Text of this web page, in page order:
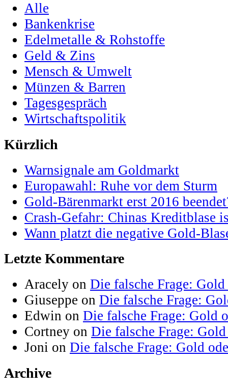
Alle
Bankenkrise
Edelmetalle & Rohstoffe
Geld & Zins
Mensch & Umwelt
Münzen & Barren
Tagesgespräch
Wirtschaftspolitik
Kürzlich
Warnsignale am Goldmarkt
Europawahl: Ruhe vor dem Sturm
Gold-Bärenmarkt erst 2016
Crash-Gefahr: Chinas Kreditblase
Wann platzt die negative Gold-
Letzte Kommentare
Aracely on Die falsche Frage:
Giuseppe on Die falsche Frage:
Edwin on Die falsche Frage: Gold
Cortney on Die falsche Frage:
Joni on Die falsche Frage: Gold
Archive